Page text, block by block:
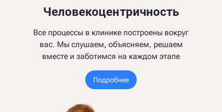
Человекоцентричность
Все процессы в клинике построены вокруг
вас. Мы слушаем, объясняем, решаем
вместе и заботимся на каждом этапе
Подробнее